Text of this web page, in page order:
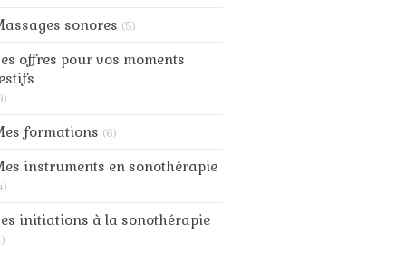
sonores (5)
offres pour vos moments
formations (6)
instruments en sonothérapie
initiations à la sonothérapie